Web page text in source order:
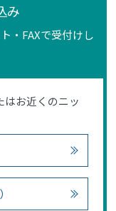
み
・FAXで受付けし
はお近くのニッ